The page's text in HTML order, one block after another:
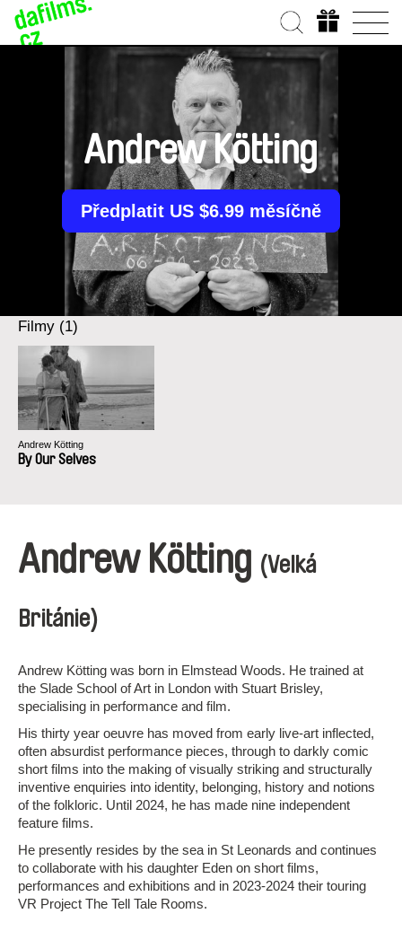
Andrew Kötting
Předplatit US $6.99 měsíčně
Filmy (1)
Andrew Kötting
By Our Selves
Andrew Kötting (Velká
Británie)
Andrew Kötting was born in Elmstead Woods. He trained at
the Slade School of Art in London with Stuart Brisley,
specialising in performance and film.
His thirty year oeuvre has moved from early live-art inflected,
often absurdist performance pieces, through to darkly comic
short films into the making of visually striking and structurally
inventive enquiries into identity, belonging, history and notions
of the folkloric. Until 2024, he has made nine independent
feature films.
He presently resides by the sea in St Leonards and continues
to collaborate with his daughter Eden on short films,
performances and exhibitions and in 2023-2024 their touring
VR Project The Tell Tale Rooms.